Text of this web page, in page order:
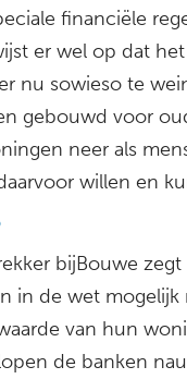
financiële
er wel op dat
nu sowieso te
gebouwd voor
neer als
willen en
bijBouwe zegt
in de wet mogelijk
van hun
de banken